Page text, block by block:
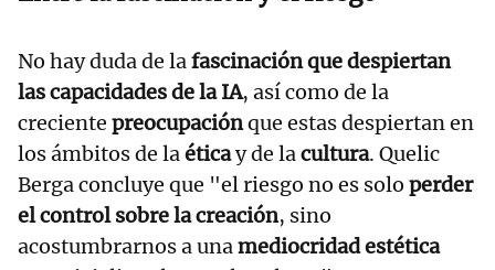
No hay duda de lafascinación que despiertan
las capacidades de la IA, así como de la
creciente preocupaciónque estas despiertan en
los ámbitos de laéticay de lacultura. Quelic
Berga concluye que "el riesgo no es solo perder
el control sobre la creación, sino
acostumbrarnos a unamediocridad estética